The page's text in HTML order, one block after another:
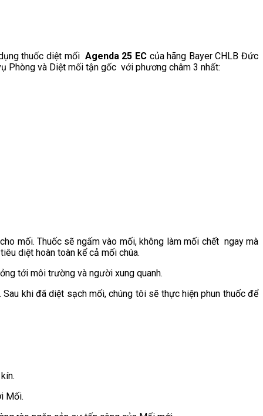
thuốc diệt mối Agenda 25 EC của hãng Bayer CHLB Đức
Phòng và Diệt mối tận gốc với phương châm 3 nhất:
mối. Thuốc sẽ ngấm vào mối, không làm mối chết ngay mà
diệt hoàn toàn kể cả mối chúa.
tới môi trường và người xung quanh.
khi đã diệt sạch mối, chúng tôi sẽ thực hiện phun thuốc để
Mối.